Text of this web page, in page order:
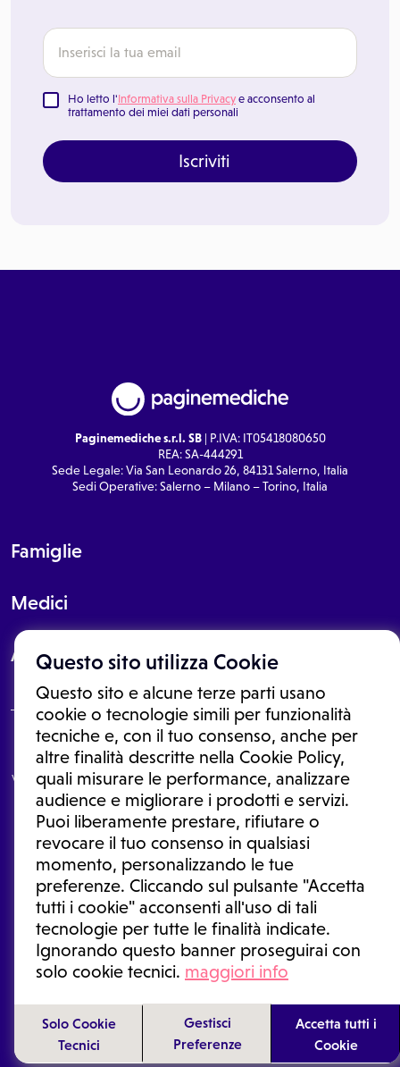
Questo sito utilizza Cookie
Questo sito e alcune terze parti usano
cookie o tecnologie simili per funzionalità
tecniche e, con il tuo consenso, anche per
altre finalità descritte nella Cookie Policy,
quali misurare le performance, analizzare
audience e migliorare i prodotti e servizi.
Puoi liberamente prestare, rifiutare o
revocare il tuo consenso in qualsiasi
momento, personalizzando le tue
preferenze. Cliccando sul pulsante "Accetta
tutti i cookie" acconsenti all'uso di tali
tecnologie per tutte le finalità indicate.
Ignorando questo banner proseguirai con
solo cookie tecnici. maggiori info
Solo Cookie
Tecnici
Gestisci
Preferenze
Accetta tutti i
Cookie
Ho letto l'Informativa sulla Privacy e acconsento al
trattamento dei miei dati personali
Iscriviti
Paginemediche s.r.l. SB| P.IVA: IT05418080650
REA: SA-444291
Sede Legale: Via San Leonardo 26, 84131 Salerno, Italia
Sedi Operative: Salerno – Milano – Torino, Italia
Famiglie
Medici
About
Le informazioni proposte in questo sito non sono un consulto medico.
In nessun caso, queste informazioni sostituiscono un consulto, una
visita o una diagnosi formulata dal medico. Non si devono considerare
le informazioni disponibili come suggerimenti per la formulazione di
una diagnosi, la determinazione di un trattamento o l'assunzione o
sospensione di un farmaco senza prima consultare un medico di
medicina generale o uno specialista.
Condizioni di utilizzo|Privacy Policy |Gestione cookie
Ⓒ 2025 | Tutti i diritti riservati.